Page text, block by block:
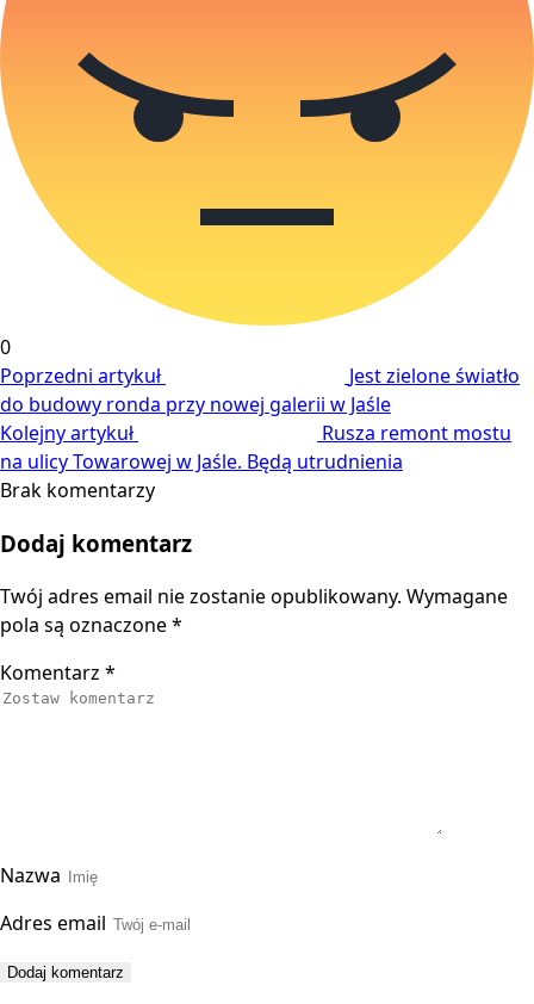
0
Poprzedni artykuł
Jest zielone światło
do budowy ronda przy nowej galerii w Jaśle
Kolejny artykuł
Rusza remont mostu
na ulicy Towarowej w Jaśle. Będą utrudnienia
Brak komentarzy
Dodaj komentarz
Twój adres email nie zostanie opublikowany. Wymagane
pola są oznaczone*
Komentarz *
Nazwa
Adres email